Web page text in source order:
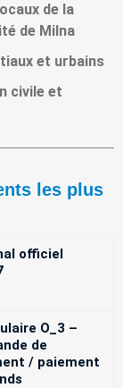
de la
de Milna
et urbains
civile et
les plus
officiel
O_3 –
de
/ paiement